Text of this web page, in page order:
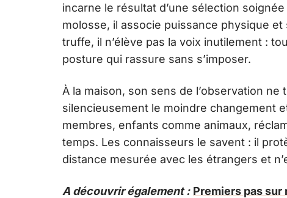
incarne le résultat d’une sélection
molosse, il associe puissance physique
truffe, il n’élève pas la voix inutilement :
posture qui rassure sans s’imposer.
À la maison, son sens de l’observation
silencieusement le moindre changement
membres, enfants comme animaux,
temps. Les connaisseurs le savent : il
distance mesurée avec les étrangers et
A découvrir également : Premiers pas sur